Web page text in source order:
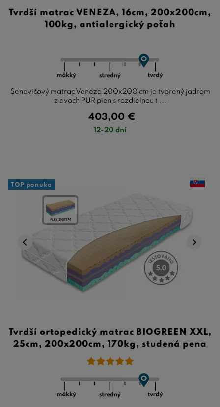
Tvrdší matrac VENEZA, 16cm, 200x200cm,
100kg, antialergický poťah
Sendvičový matrac Veneza 200x200 cm je tvorený jadrom
z dvoch PUR pien s rozdielnou t ...
403,00 €
12-20 dní
TOP ponuka
Tvrdší ortopedický matrac BIOGREEN XXL,
25cm, 200x200cm, 170kg, studená pena